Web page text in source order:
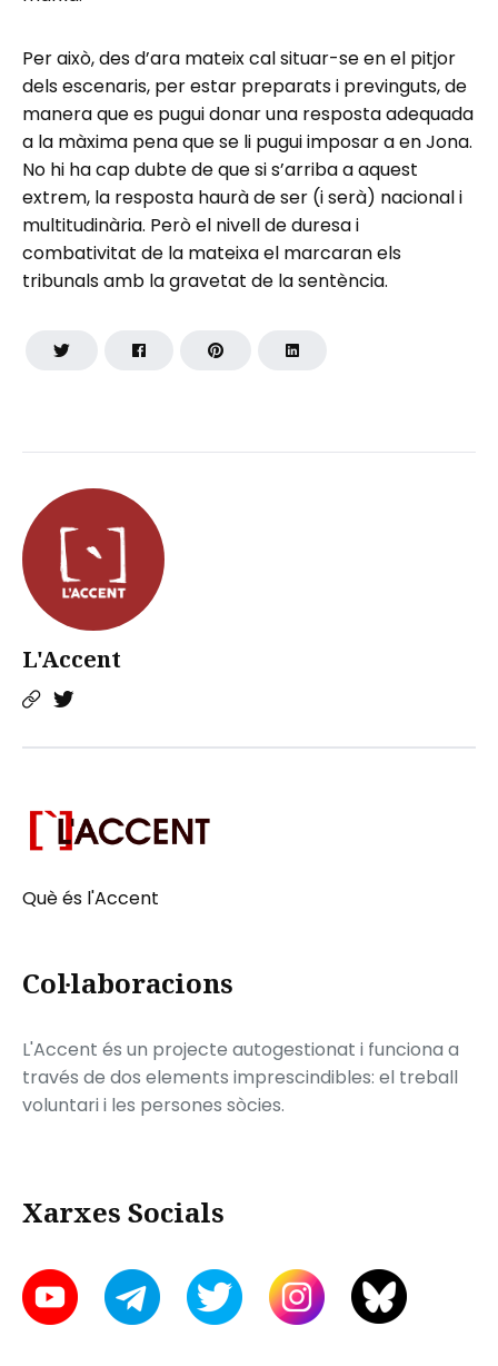
L'Accent
Per això, des d’ara mateix cal situar-se en el pitjor
dels escenaris, per estar preparats i previnguts, de
manera que es pugui donar una resposta adequada
a la màxima pena que se li pugui imposar a en Jona.
No hi ha cap dubte de que si s’arriba a aquest
extrem, la resposta haurà de ser (i serà) nacional i
multitudinària. Però el nivell de duresa i
combativitat de la mateixa el marcaran els
tribunals amb la gravetat de la sentència.
Què és l'Accent
Col·laboracions
L'Accent és un projecte autogestionat i funciona a
través de dos elements imprescindibles: el treball
voluntari i les persones sòcies.
Xarxes Socials